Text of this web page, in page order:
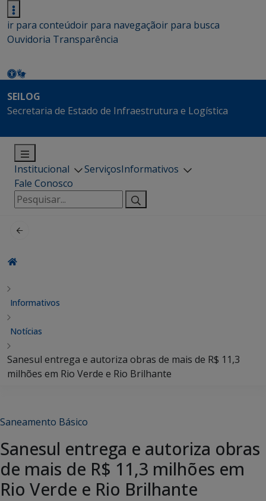
ir para conteúdoir para navegaçãoir para busca
Ouvidoria Transparência
SEILOG
Secretaria de Estado de Infraestrutura e Logística
Institucional ServiçosInformativos
Fale Conosco
Pesquisar
por:
Informativos
Notícias
Sanesul entrega e autoriza obras de mais de R$ 11,3
milhões em Rio Verde e Rio Brilhante
Saneamento Básico
Sanesul entrega e autoriza obras
de mais de R$ 11,3 milhões em
Rio Verde e Rio Brilhante